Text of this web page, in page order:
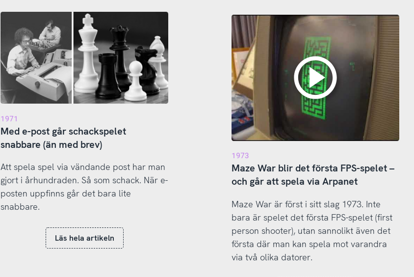
1971
Med e-post går schackspelet
snabbare (än med brev)
Att spela spel via vändande post har man
gjort i århundraden. Så som schack. När e-
posten uppfinns går det bara lite
snabbare.
Läs hela artikeln
1973
Maze War blir det första FPS-spelet –
och går att spela via Arpanet
Maze War är först i sitt slag 1973. Inte
bara är spelet det första FPS-spelet (first
person shooter), utan sannolikt även det
första där man kan spela mot varandra
via två olika datorer.